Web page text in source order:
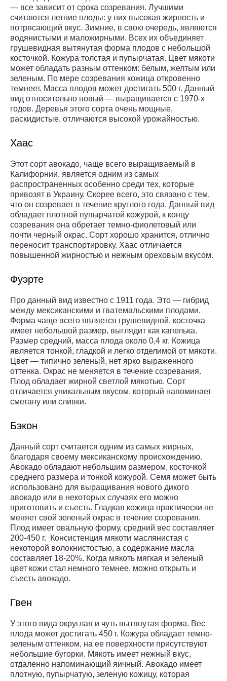
— все зависит от срока созревания. Лучшими
считаются летние плоды: у них высокая жирность и
потрясающий вкус. Зимние, в свою очередь, являются
водянистыми и маложирными. Всех их объединяет
грушевидная вытянутая форма плодов с небольшой
косточкой. Кожура толстая и пупырчатая. Цвет мякоти
может обладать разным оттенком: белым, желтым или
зеленым. По мере созревания кожица откровенно
темнеет. Масса плодов может достигать 500 г. Данный
вид относительно новый — выращивается с 1970-х
годов. Деревья этого сорта очень мощные,
раскидистые, отличаются высокой урожайностью.
Хаас
Этот сорт авокадо, чаще всего выращиваемый в
Калифорнии, является одним из самых
распространенных особенно среди тех, которые
привозят в Украину. Скорее всего, это связано с тем,
что он созревает в течение круглого года. Данный вид
обладает плотной пупырчатой кожурой, к концу
созревания она обретает темно-фиолетовый или
почти черный окрас. Сорт хорошо хранится, отлично
переносит транспортировку. Хаас отличается
повышенной жирностью и нежным ореховым вкусом.
Фуэрте
Про данный вид известно с 1911 года. Это — гибрид
между мексиканскими и гватемальскими плодами.
Форма чаще всего является грушевидной, косточка
имеет небольшой размер, выглядит как капелька.
Размер средний, масса плода около 0,4 кг. Кожица
является тонкой, гладкой и легко отделимой от мякоти.
Цвет — типично зеленый, нет ярко выраженного
оттенка. Окрас не меняется в течение созревания.
Плод обладает жирной светлой мякотью. Сорт
отличается уникальным вкусом, который напоминает
сметану или сливки.
Бэкон
Данный сорт считается одним из самых жирных,
благодаря своему мексиканскому происхождению.
Авокадо обладают небольшим размером, косточкой
среднего размера и тонкой кожурой. Семя может быть
использовано для выращивания нового дикого
авокадо или в некоторых случаях его можно
приготовить и съесть. Гладкая кожица практически не
меняет свой зеленый окрас в течение созревания.
Плод имеет овальную форму, средний вес составляет
200-450 г. Консистенция мякоти маслянистая с
некоторой волокнистостью, а содержание масла
составляет 18-20%. Когда мякоть мягкая и зеленый
цвет кожи стал немного темнее, можно открыть и
съесть авокадо.
Гвен
У этого вида округлая и чуть вытянутая форма. Вес
плода может достигать 450 г. Кожура обладает темно-
зеленым оттенком, на ее поверхности присутствуют
небольшие бугорки. Мякоть имеет нежный вкус,
отдаленно напоминающий яичный. Авокадо имеет
плотную, пупырчатую, зеленую кожицу, которая